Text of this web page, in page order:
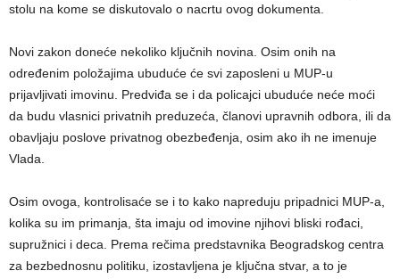
stolu na kome se diskutovalo o nacrtu ovog dokumenta.
Novi zakon doneće nekoliko ključnih novina. Osim onih na
određenim položajima ubuduće će svi zaposleni u MUP-u
prijavljivati imovinu. Predviđa se i da policajci ubuduće neće moći
da budu vlasnici privatnih preduzeća, članovi upravnih odbora, ili da
obavljaju poslove privatnog obezbeđenja, osim ako ih ne imenuje
Vlada.
Osim ovoga, kontrolisaće se i to kako napreduju pripadnici MUP-a,
kolika su im primanja, šta imaju od imovine njihovi bliski rođaci,
supružnici i deca. Prema rečima predstavnika Beogradskog centra
za bezbednosnu politiku, izostavljena je ključna stvar, a to je